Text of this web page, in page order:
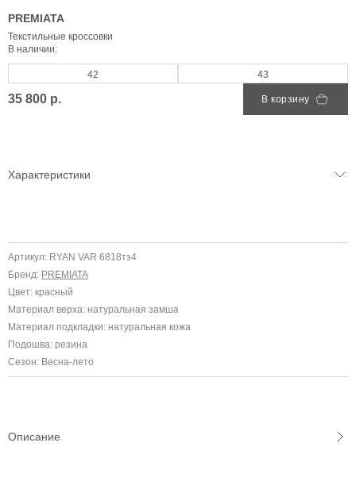
PREMIATA
Текстильные кроссовки
В наличии:
42 43
35 800 р. В корзину
Характеристики
Артикул: RYAN VAR 6818тз4
Бренд: PREMIATA
Цвет: красный
Материал верха: натуральная замша
Материал подкладки: натуральная кожа
Подошва: резина
Сезон: Весна-лето
Описание